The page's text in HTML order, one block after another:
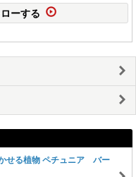
ーする
せる植物 ペチュニア バー